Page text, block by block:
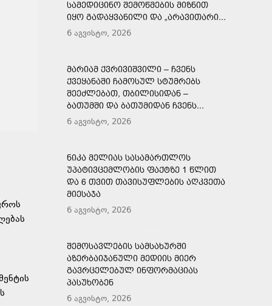
ᲡᲐᲛᲔᲓᲘᲪᲘᲜᲝ ᲨᲔᲛᲝᲬᲛᲔᲑᲘᲡ ᲛᲘᲖᲜᲘᲗ
ᲘᲧᲝ ᲒᲐᲓᲐᲧᲕᲐᲜᲘᲚᲘ ᲓᲐ „ᲐᲠᲐᲕᲘᲗᲐᲠᲘ...
6 აგვისტო, 2026
ᲛᲐᲠᲘᲐᲛ ᲥᲕᲠᲘᲕᲘᲨᲕᲘᲚᲘ – ᲩᲕᲔᲜᲡ
ᲥᲕᲔᲧᲐᲜᲐᲨᲘ ᲩᲐᲛᲝᲡᲣᲚ ᲡᲢᲣᲛᲠᲔᲑᲡ
ᲨᲔᲔᲫᲚᲔᲑᲐᲗ, ᲗᲑᲘᲚᲘᲡᲘᲓᲐᲜ –
ᲑᲐᲗᲣᲛᲨᲘ ᲓᲐ ᲑᲐᲗᲣᲛᲘᲓᲐᲜ ᲩᲕᲔᲜᲡ...
6 აგვისტო, 2026
ᲜᲘᲙᲐ ᲛᲔᲚᲘᲐᲡ ᲡᲐᲡᲐᲛᲐᲠᲗᲚᲝᲡ
ᲣᲞᲐᲢᲘᲕᲪᲔᲛᲚᲝᲑᲘᲡ ᲤᲐᲥᲢᲖᲔ 1 ᲬᲚᲘᲗ
ᲓᲐ 6 ᲗᲕᲘᲗ ᲗᲐᲕᲘᲡᲣᲤᲚᲔᲑᲘᲡ ᲐᲦᲙᲕᲔᲗᲐ
ᲛᲘᲔᲡᲐᲯᲐ
6 აგვისტო, 2026
ᲨᲔᲛᲝᲡᲐᲕᲚᲔᲑᲘᲡ ᲡᲐᲛᲡᲐᲮᲣᲠᲨᲘ
ᲐᲖᲔᲠᲑᲐᲘᲯᲐᲜᲣᲚᲘ ᲛᲔᲓᲘᲘᲡ ᲛᲘᲔᲠ
ᲒᲐᲕᲠᲪᲔᲚᲔᲑᲣᲚ ᲘᲜᲤᲝᲠᲛᲐᲪᲘᲐᲡ
ᲞᲐᲡᲣᲮᲝᲑᲔᲜ
6 აგვისტო, 2026